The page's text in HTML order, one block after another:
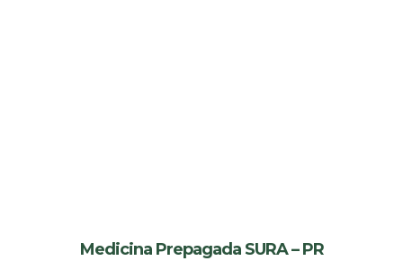
Medicina Prepagada SURA – PR